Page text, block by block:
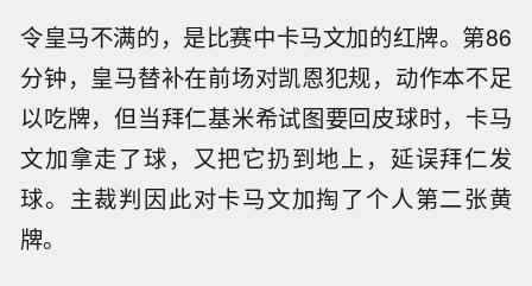
令皇马不满的，是比赛中卡马文加的红牌。第86
分钟，皇马替补在前场对凯恩犯规，动作本不足
以吃牌，但当拜仁基米希试图要回皮球时，卡马
文加拿走了球，又把它扔到地上，延误拜仁发
球。主裁判因此对卡马文加掏了个人第二张黄
牌。